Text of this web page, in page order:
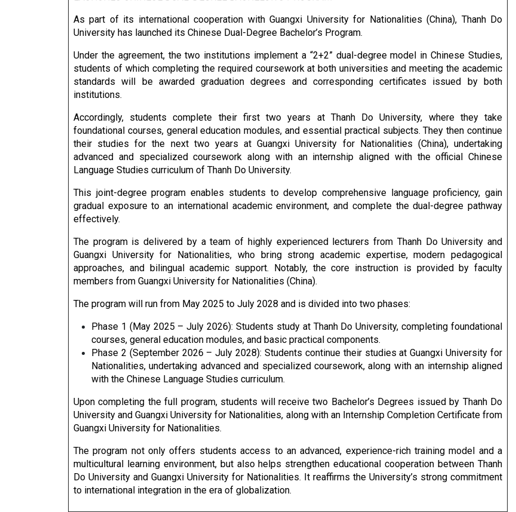
As part of its international cooperation with Guangxi University for Nationalities (China), Thanh Do
University has launched its Chinese Dual-Degree Bachelor’s Program.
Under the agreement, the two institutions implement a “2+2” dual-degree model in Chinese Studies,
students of which completing the required coursework at both universities and meeting the academic
standards will be awarded graduation degrees and corresponding certificates issued by both
institutions.
Accordingly, students complete their first two years at Thanh Do University, where they take
foundational courses, general education modules, and essential practical subjects. They then continue
their studies for the next two years at Guangxi University for Nationalities (China), undertaking
advanced and specialized coursework along with an internship aligned with the official Chinese
Language Studies curriculum of Thanh Do University.
This joint-degree program enables students to develop comprehensive language proficiency, gain
gradual exposure to an international academic environment, and complete the dual-degree pathway
effectively.
The program is delivered by a team of highly experienced lecturers from Thanh Do University and
Guangxi University for Nationalities, who bring strong academic expertise, modern pedagogical
approaches, and bilingual academic support. Notably, the core instruction is provided by faculty
members from Guangxi University for Nationalities (China).
The program will run from May 2025 to July 2028 and is divided into two phases:
Phase 1 (May 2025 – July 2026): Students study at Thanh Do University, completing foundational
courses, general education modules, and basic practical components.
Phase 2 (September 2026 – July 2028): Students continue their studies at Guangxi University for
Nationalities, undertaking advanced and specialized coursework, along with an internship aligned
with the Chinese Language Studies curriculum.
Upon completing the full program, students will receive two Bachelor’s Degrees issued by Thanh Do
University and Guangxi University for Nationalities, along with an Internship Completion Certificate from
Guangxi University for Nationalities.
The program not only offers students access to an advanced, experience-rich training model and a
multicultural learning environment, but also helps strengthen educational cooperation between Thanh
Do University and Guangxi University for Nationalities. It reaffirms the University’s strong commitment
to international integration in the era of globalization.